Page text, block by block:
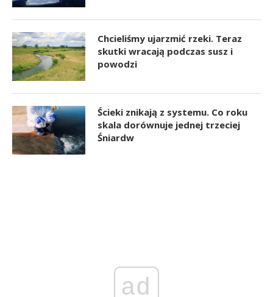
Chcieliśmy ujarzmić rzeki. Teraz
skutki wracają podczas susz i
powodzi
Ścieki znikają z systemu. Co roku
skala dorównuje jednej trzeciej
Śniardw
ad